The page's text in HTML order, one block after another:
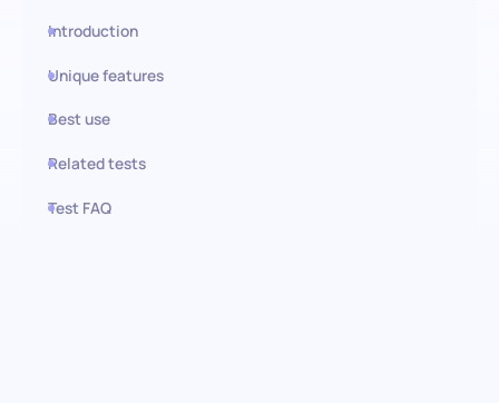
Introduction
Unique features
Best use
Related tests
Test FAQ